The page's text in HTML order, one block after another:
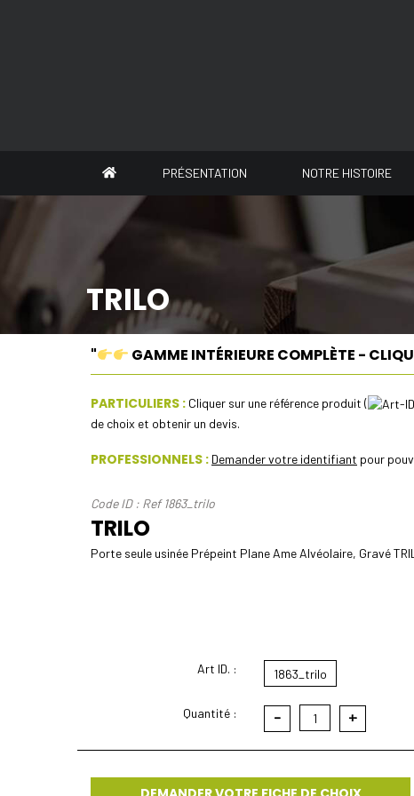
PRÉSENTATION NOTRE HISTOIRE
TRILO
" GAMME INTÉRIEURE COMPLÈTE -
PARTICULIERS : Cliquer sur une référence produit (
de choix et obtenir un devis.
PROFESSIONNELS : Demander votre identifiant pour
Code ID : Ref 1863_trilo
TRILO
Porte seule usinée Prépeint Plane Ame Alvéolaire, Gravé
Art ID. :
Quantité :
1863_trilo
- 1 +